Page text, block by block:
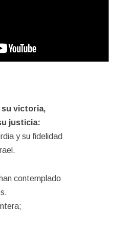
su victoria,
justicia:
y su fidelidad
contemplado